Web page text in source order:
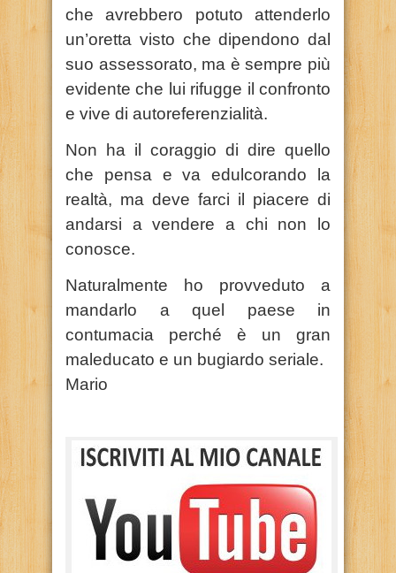
che avrebbero potuto attenderlo
un’oretta visto che dipendono dal
suo assessorato, ma è sempre più
evidente che lui rifugge il confronto
e vive di autoreferenzialità.
Non ha il coraggio di dire quello
che pensa e va edulcorando la
realtà, ma deve farci il piacere di
andarsi a vendere a chi non lo
conosce.
Naturalmente ho provveduto a
mandarlo a quel paese in
contumacia perché è un gran
maleducato e un bugiardo seriale.
Mario